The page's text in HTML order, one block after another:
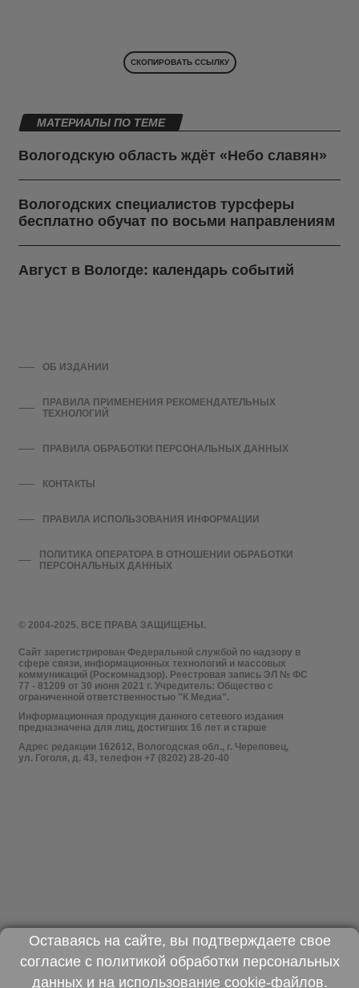
СКОПИРОВАТЬ ССЫЛКУ
МАТЕРИАЛЫ ПО ТЕМЕ
Вологодскую область ждёт «Небо славян»
Вологодских специалистов турсферы
бесплатно обучат по восьми направлениям
Август в Вологде: календарь событий
© 2004-2025. ВСЕ ПРАВА ЗАЩИЩЕНЫ.
Сайт зарегистрирован Федеральной службой по надзору в
сфере связи, информационных технологий и массовых
коммуникаций (Роскомнадзор). Реестровая запись ЭЛ № ФС
77 - 81209 от 30 июня 2021 г. Учредитель: Общество с
ограниченной ответственностью "К Медиа".
Информационная продукция данного сетевого издания
предназначена для лиц, достигших 16 лет и старше
Адрес редакции 162612, Вологодская обл., г. Череповец,
ул. Гоголя, д. 43, телефон +7 (8202) 28-20-40
ОБ ИЗДАНИИ
ПРАВИЛА ПРИМЕНЕНИЯ РЕКОМЕНДАТЕЛЬНЫХ
ТЕХНОЛОГИЙ
ПРАВИЛА ОБРАБОТКИ ПЕРСОНАЛЬНЫХ ДАННЫХ
КОНТАКТЫ
ПРАВИЛА ИСПОЛЬЗОВАНИЯ ИНФОРМАЦИИ
ПОЛИТИКА ОПЕРАТОРА В ОТНОШЕНИИ ОБРАБОТКИ
ПЕРСОНАЛЬНЫХ ДАННЫХ
Оставаясь на сайте, вы подтверждаете свое
согласие с политикой обработки персональных
данныхи на использование cookie-файлов.